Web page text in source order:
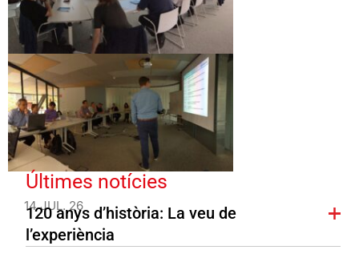
Últimes notícies
14 JUL. 26
120 anys d’història: La veu de
l’experiència